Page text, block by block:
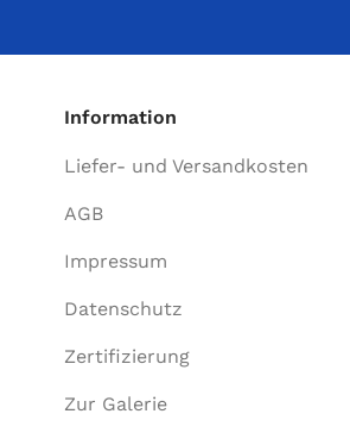
Information
Liefer- und Versandkosten
AGB
Impressum
Datenschutz
Zertifizierung
Zur Galerie